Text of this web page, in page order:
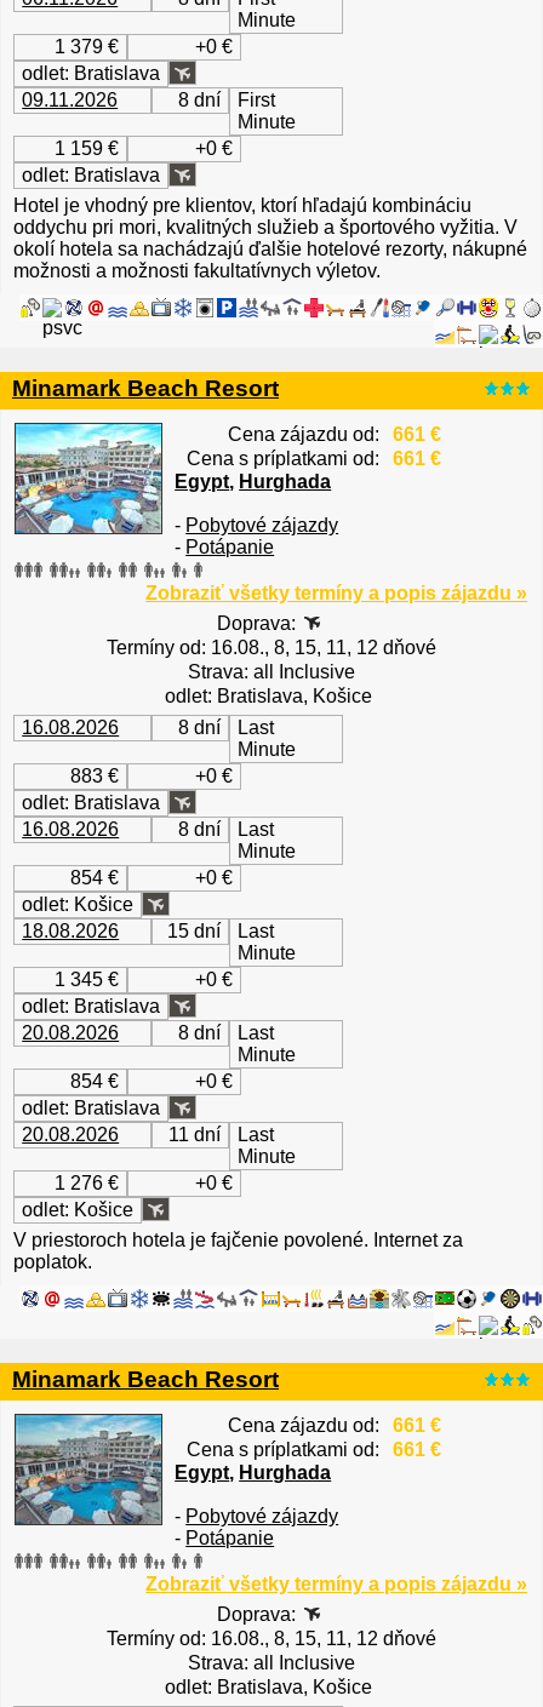
Minute
1 379 €
+0 €
odlet: Bratislava
09.11.2026
8 dní
First
Minute
1 159 €
+0 €
odlet: Bratislava
Hotel je vhodný pre klientov, ktorí hľadajú kombináciu
oddychu pri mori, kvalitných služieb a športového vyžitia. V
okolí hotela sa nachádzajú ďalšie hotelové rezorty, nákupné
možnosti a možnosti fakultatívnych výletov.
Minamark Beach Resort
Cena zájazdu od:
661 €
Cena s príplatkami od:
661 €
Egypt, Hurghada
- Pobytové zájazdy
- Potápanie
Zobraziť všetky termíny a popis zájazdu »
Doprava:
Termíny od: 16.08., 8, 15, 11, 12 dňové
Strava: all Inclusive
odlet: Bratislava, Košice
16.08.2026
8 dní
Last
Minute
883 €
+0 €
odlet: Bratislava
16.08.2026
8 dní
Last
Minute
854 €
+0 €
odlet: Košice
18.08.2026
15 dní
Last
Minute
1 345 €
+0 €
odlet: Bratislava
20.08.2026
8 dní
Last
Minute
854 €
+0 €
odlet: Bratislava
20.08.2026
11 dní
Last
Minute
1 276 €
+0 €
odlet: Košice
V priestoroch hotela je fajčenie povolené. Internet za
poplatok.
Minamark Beach Resort
Cena zájazdu od:
661 €
Cena s príplatkami od:
661 €
Egypt, Hurghada
- Pobytové zájazdy
- Potápanie
Zobraziť všetky termíny a popis zájazdu »
Doprava:
Termíny od: 16.08., 8, 15, 11, 12 dňové
Strava: all Inclusive
odlet: Bratislava, Košice